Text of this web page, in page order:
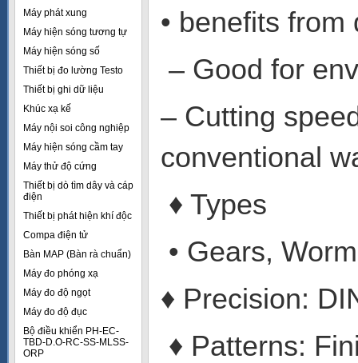
Máy phát xung
Máy hiện sóng tương tự
Máy hiện sóng số
Thiết bị đo lường Testo
Thiết bị ghi dữ liệu
Khúc xạ kế
Máy nội soi công nghiệp
Máy hiện sóng cầm tay
Máy thử độ cứng
Thiết bị dò tìm dây và cáp
điện
Thiết bị phát hiện khí độc
Compa điện tử
Bàn MAP (Bàn rà chuẩn)
Máy đo phóng xạ
Máy đo độ ngọt
Máy đo độ đục
Bộ điều khiển PH-EC-
TBD-D.O-RC-SS-MLSS-
ORP
• benefits
– Good for
– Cutting
conventional
♦ Types
• Gears,
♦ Precision:
♦ Patterns: